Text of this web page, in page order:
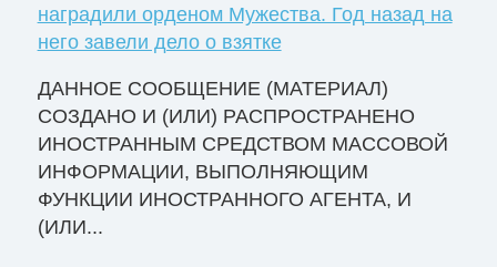
наградили орденом Мужества. Год назад на
него завели дело о взятке
ДАННОЕ СООБЩЕНИЕ (МАТЕРИАЛ)
СОЗДАНО И (ИЛИ) РАСПРОСТРАНЕНО
ИНОСТРАННЫМ СРЕДСТВОМ МАССОВОЙ
ИНФОРМАЦИИ, ВЫПОЛНЯЮЩИМ
ФУНКЦИИ ИНОСТРАННОГО АГЕНТА, И
(ИЛИ...